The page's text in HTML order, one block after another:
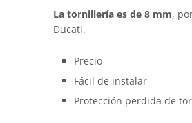
La tornillería es de 8 mm,
Ducati.
Precio
Fácil de instalar
Protección perdida de